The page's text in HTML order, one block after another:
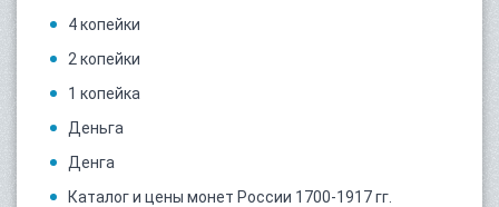
4 копейки
2 копейки
1 копейка
Деньга
Денга
Каталог и цены монет России 1700-1917 гг.